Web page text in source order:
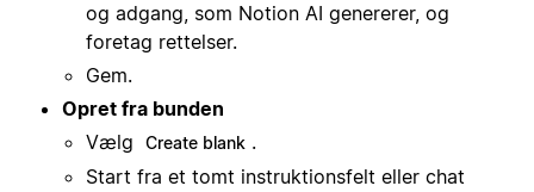
og adgang, som Notion AI genererer, og
foretag rettelser.
Gem.
Opret fra bunden
Vælg
Create blank .
Start fra et tomt instruktionsfelt eller chat